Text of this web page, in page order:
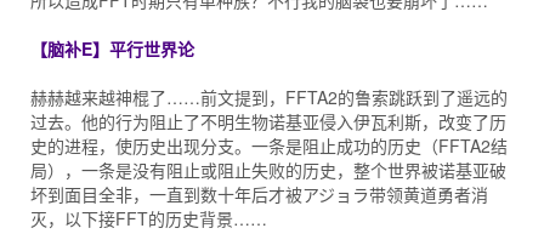
【脑补E】平行世界论
赫赫越来越神棍了……前文提到，FFTA2的鲁索跳跃到了遥远的
过去。他的行为阻止了不明生物诺基亚侵入伊瓦利斯，改变了历
史的进程，使历史出现分支。一条是阻止成功的历史（FFTA2结
局），一条是没有阻止或阻止失败的历史，整个世界被诺基亚破
坏到面目全非，一直到数十年后才被アジョラ带领黄道勇者消
灭，以下接FFT的历史背景……